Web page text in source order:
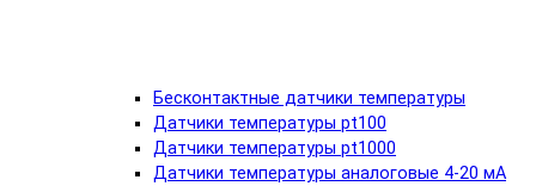
Бесконтактные датчики температуры
Датчики температуры pt100
Датчики температуры pt1000
Датчики температуры аналоговые 4-20 мА